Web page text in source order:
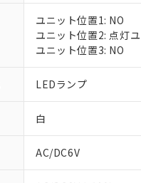
ユニット位置1: NO
ユニット位置2: 点灯
ユニット位置3: NO
LEDランプ
白
AC/DC6V
ご利用条件
以下の条件をお読
当社制御機
在庫状況お
対応予定：EU
対応予定なし：
調査・確認中：
非該当品：ライセ
仕入先様の事情に
があります。
六価クロム(Cr(Ⅵ))
ル（DBP） 1000ppm
※1 中国
「－」：未確認で
*中国RoHS10物質の基
Pb(鉛) :1000ppm、 Hg(
う）を輸出
などの必要な
記
号